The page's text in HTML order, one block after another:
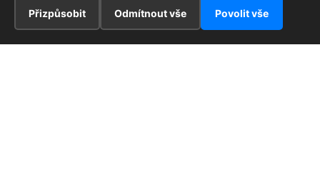
Přizpůsobit Odmítnout vše Povolit vše